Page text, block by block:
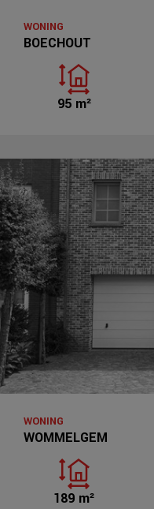
BOECHOUT
WONING
95 m²
WOMMELGEM
WONING
189 m²